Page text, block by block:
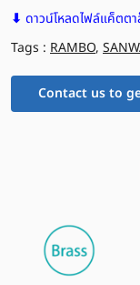
⬇ ดาวน์โหลดไฟล์แค็ตต
Tags : RAMBO,
Contact us to